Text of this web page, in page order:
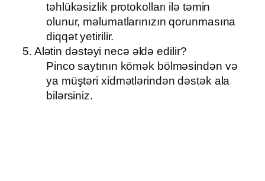
təhlükəsizlik protokolları ilə təmin
olunur, məlumatlarınızın qorunmasına
diqqət yetirilir.
5. Alətin dəstəyi necə əldə edilir?
Pinco saytının kömək bölməsindən və
ya müştəri xidmətlərindən dəstək ala
bilərsiniz.